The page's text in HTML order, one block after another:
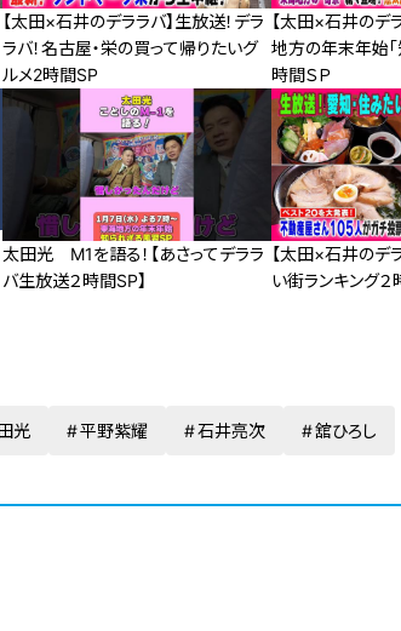
【太田×石井のデララバ】生放送！デラ
ラバ！名古屋・栄の買って帰りたいグ
ルメ2時間SP
【太田×石井のデ
地方の年末年始「
時間ＳＰ
太田光 M1を語る！【あさってデララ
バ生放送２時間SP】
【太田×石井のデ
い街ランキング２
光 平野紫耀 石井亮次 舘ひろし